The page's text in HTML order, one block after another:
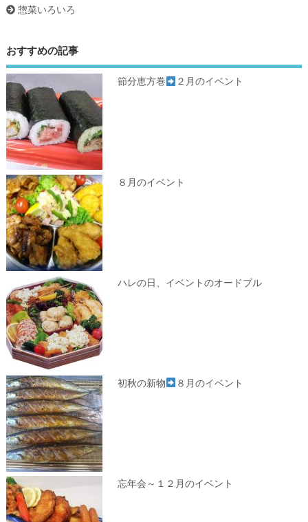
惣菜いろいろ
おすすめの記事
節分恵方巻 ２月のイベント
８月のイベント
ハレの日、イベントのオードブル
初秋の新物 ８月のイベント
忘年会～１２月のイベント